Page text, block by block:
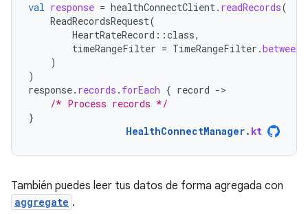
val response = healthConnectClient. readRecords(
ReadRecordsRequest(
HeartRateRecord ::class,
timeRangeFilter = TimeRangeFilter .between
)
)
response. records . forEach { record -
/* Process records */
}
HealthConnectManager. kt
También puedes leer tus datos de forma agregada con
aggregate .